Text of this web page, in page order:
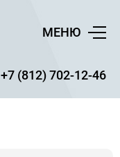
МЕНЮ
+7 (812) 702-12-46